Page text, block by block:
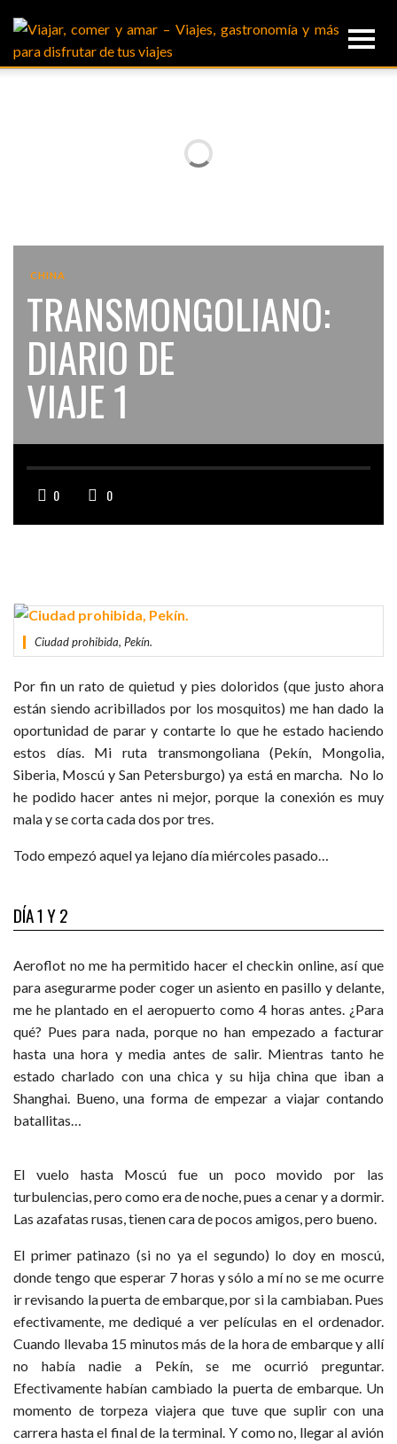
CHINA
TRANSMONGOLIANO:
DIARIO DE
VIAJE 1
0 0
Ciudad prohibida, Pekín.
Por fin un rato de quietud y pies doloridos (que justo ahora
están siendo acribillados por los mosquitos) me han dado la
oportunidad de parar y contarte lo que he estado haciendo
estos días. Mi ruta transmongoliana (Pekín, Mongolia,
Siberia, Moscú y San Petersburgo) ya está en marcha. No lo
he podido hacer antes ni mejor, porque la conexión es muy
mala y se corta cada dos por tres.
Todo empezó aquel ya lejano día miércoles pasado…
DÍA 1 Y 2
Aeroflot no me ha permitido hacer el checkin online, así que
para asegurarme poder coger un asiento en pasillo y delante,
me he plantado en el aeropuerto como 4 horas antes. ¿Para
qué? Pues para nada, porque no han empezado a facturar
hasta una hora y media antes de salir. Mientras tanto he
estado charlado con una chica y su hija china que iban a
Shanghai. Bueno, una forma de empezar a viajar contando
batallitas…
El vuelo hasta Moscú fue un poco movido por las
turbulencias, pero como era de noche, pues a cenar y a dormir.
Las azafatas rusas, tienen cara de pocos amigos, pero bueno.
El primer patinazo (si no ya el segundo) lo doy en moscú,
donde tengo que esperar 7 horas y sólo a mí no se me ocurre
ir revisando la puerta de embarque, por si la cambiaban. Pues
efectivamente, me dediqué a ver películas en el ordenador.
Cuando llevaba 15 minutos más de la hora de embarque y allí
no había nadie a Pekín, se me ocurrió preguntar.
Efectivamente habían cambiado la puerta de embarque. Un
momento de torpeza viajera que tuve que suplir con una
carrera hasta el final de la terminal. Y como no, llegar al avión